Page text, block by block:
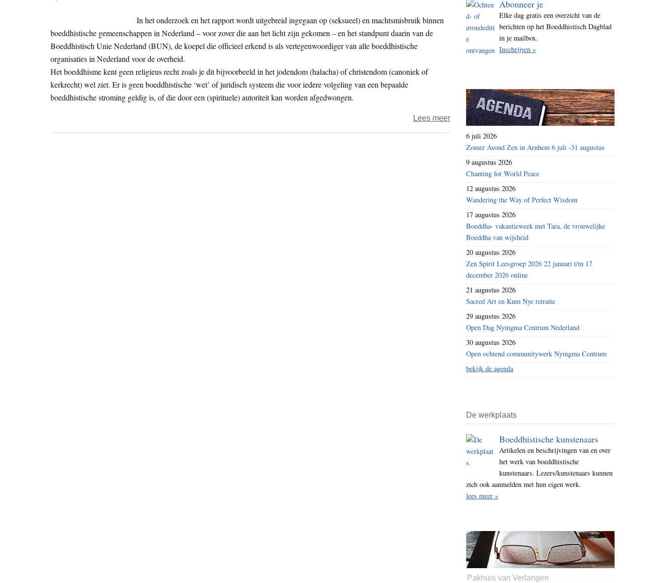
i
t
In het onderzoek en het rapport wordt uitgebreid ingegaan op (seksueel) en machtsmisbruik binnen
boeddhistische gemeenschappen in Nederland – voor zover die aan het licht zijn gekomen – en het standpunt daarin van de
Boeddhistisch Unie Nederland (BUN), de koepel die officieel erkend is als vertegenwoordiger van alle boeddhistische
organisaties in Nederland voor de overheid.
Het boeddhisme kent geen religieus recht zoals je dit bijvoorbeeld in het jodendom (halacha) of christendom (canoniek of
kerkrecht) wel ziet. Er is geen boeddhistische ‘wet’ of juridisch systeem die voor iedere volgeling van een bepaalde
boeddhistische stroming geldig is, of die door een (spirituele) autoriteit kan worden afgedwongen.
Lees meerover
brengt
gevolgen
seksueel-
machtsmisbruik
binnen
boeddhistische
sangha’s
Abonneer je
Elke dag gratis een overzicht van de
berichten op het Boeddhistisch Dagblad
in je mailbox.
Inschrijven »
6 juli 2026
Zomer Avond Zen in Arnhem 6 juli -31 augustus
9 augustus 2026
Chanting for World Peace
12 augustus 2026
Wandering the Way of Perfect Wisdom
17 augustus 2026
Boeddha- vakantieweek met Tara, de vrouwelijke
Boeddha van wijsheid
20 augustus 2026
Zen Spirit Leesgroep 2026 22 januari t/m 17
december 2026 online
21 augustus 2026
Sacred Art en Kum Nye retraite
29 augustus 2026
Open Dag Nyingma Centrum Nederland
30 augustus 2026
Open ochtend communitywerk Nyingma Centrum
bekijk de agenda
De werkplaats
Boeddhistische kunstenaars
Artikelen en beschrijvingen van en over
het werk van boeddhistische
kunstenaars. Lezers/kunstenaars kunnen
zich ook aanmelden met hun eigen werk.
lees meer »
Pakhuis van Verlangen